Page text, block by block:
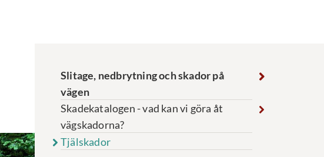
Slitage, nedbrytning och skador på
vägen
Skadekatalogen - vad kan vi göra åt
vägskadorna?
Tjälskador